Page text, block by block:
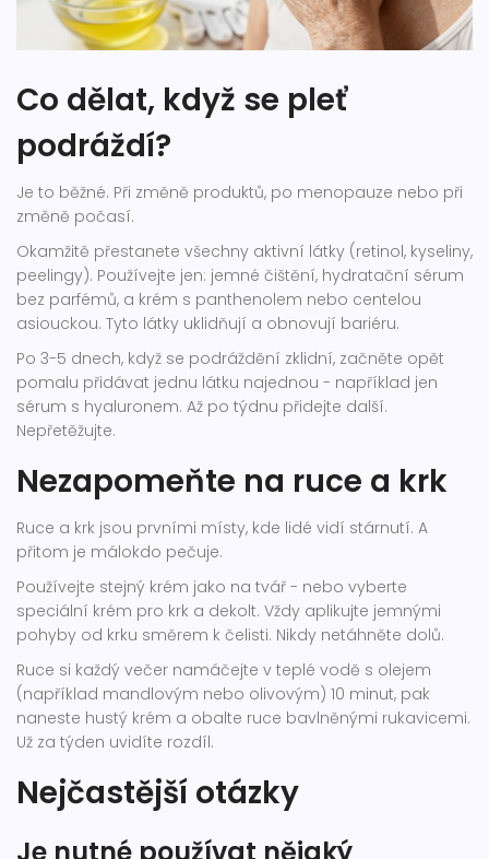
Co dělat, když se pleť
podráždí?
Je to běžné. Při změně produktů, po menopauze nebo při
změně počasí.
Okamžitě přestanete všechny aktivní látky (retinol, kyseliny,
peelingy). Používejte jen: jemné čištění, hydratační sérum
bez parfémů, a krém s panthenolem nebo centelou
asiouckou. Tyto látky uklidňují a obnovují bariéru.
Po 3-5 dnech, když se podráždění zklidní, začněte opět
pomalu přidávat jednu látku najednou - například jen
sérum s hyaluronem. Až po týdnu přidejte další.
Nepřetěžujte.
Nezapomeňte na ruce a krk
Ruce a krk jsou prvními místy, kde lidé vidí stárnutí. A
přitom je málokdo pečuje.
Používejte stejný krém jako na tvář - nebo vyberte
speciální krém pro krk a dekolt. Vždy aplikujte jemnými
pohyby od krku směrem k čelisti. Nikdy netáhněte dolů.
Ruce si každý večer namáčejte v teplé vodě s olejem
(například mandlovým nebo olivovým) 10 minut, pak
naneste hustý krém a obalte ruce bavlněnými rukavicemi.
Už za týden uvidíte rozdíl.
Nejčastější otázky